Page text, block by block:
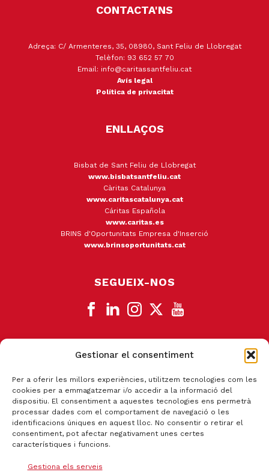
Gestionar el consentiment
Per a oferir les millors experiències, utilitzem tecnologies com les
cookies per a emmagatzemar i/o accedir a la informació del
dispositiu. El consentiment a aquestes tecnologies ens permetrà
processar dades com el comportament de navegació o les
identificacions úniques en aquest lloc. No consentir o retirar el
consentiment, pot afectar negativament unes certes
característiques i funcions.
Gestiona els serveis
CONTACTA'NS
Adreça: C/ Armenteres, 35, 08980, Sant Feliu de Llobregat
Telèfon: 93 652 57 70
Email: info@caritassantfeliu.cat
Avís legal
Política de privacitat
ENLLAÇOS
Bisbat de Sant Feliu de Llobregat
www.bisbatsantfeliu.cat
Càritas Catalunya
www.caritascatalunya.cat
Cáritas Española
www.caritas.es
BRINS d'Oportunitats Empresa d'Inserció
www.brinsoportunitats.cat
SEGUEIX-NOS
CANAL DE DENÚNCIA